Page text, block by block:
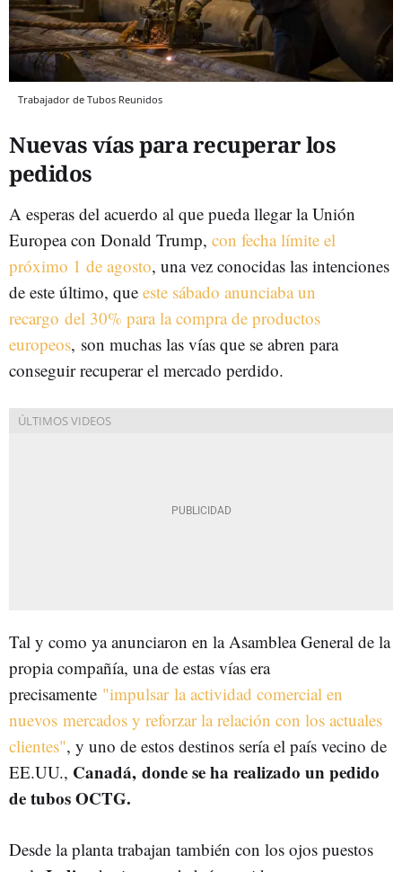
Trabajador de Tubos Reunidos
Nuevas vías para recuperar los
pedidos
A esperas del acuerdo al que pueda llegar la Unión
Europea con Donald Trump, con fecha límite el
próximo 1 de agosto, una vez conocidas las intenciones
de este último, que este sábado anunciaba un
recargo del 30% para la compra de productos
europeos, son muchas las vías que se abren para
conseguir recuperar el mercado perdido.
Tal y como ya anunciaron en la Asamblea General de la
propia compañía, una de estas vías era
precisamente "impulsar la actividad comercial en
nuevos mercados y reforzar la relación con los actuales
clientes", y uno de estos destinos sería el país vecino de
EE.UU., Canadá, donde se ha realizado un pedido
de tubos OCTG.
Desde la planta trabajan también con los ojos puestos